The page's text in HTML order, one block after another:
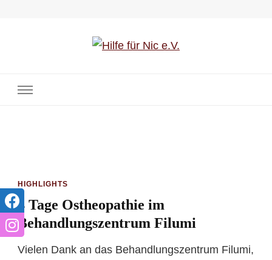
HIGHLIGHTS
4 Tage Ostheopathie im
Behandlungszentrum Filumi
Vielen Dank an das Behandlungszentrum Filumi,